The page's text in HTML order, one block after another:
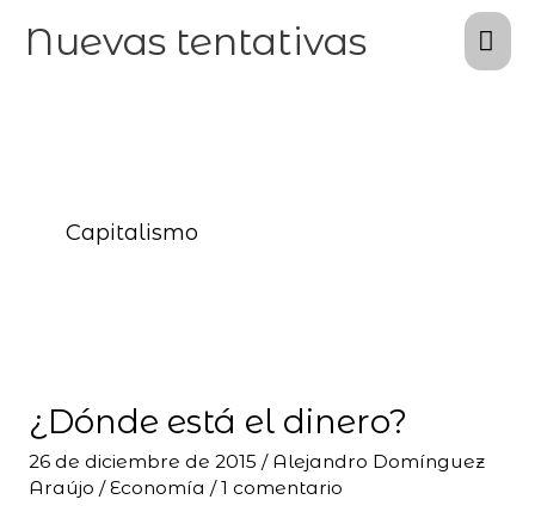
Nuevas tentativas
Capitalismo
¿Dónde está el dinero?
26 de diciembre de 2015 / Alejandro Domínguez
Araújo / Economía /1 comentario
el
dinero?